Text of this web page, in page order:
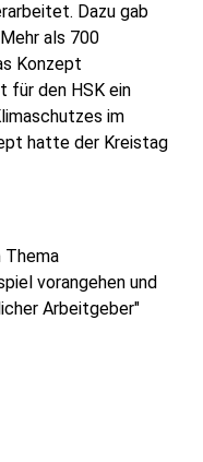
Dazu gab
als 700
Konzept
für den HSK ein
im
hatte der Kreistag
Thema
vorangehen und
Arbeitgeber"